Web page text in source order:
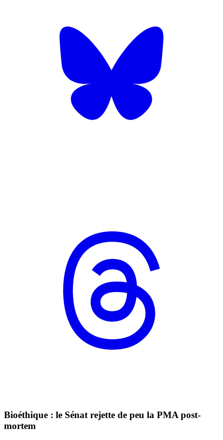
Bioéthique : le Sénat rejette de peu la PMA post-
mortem